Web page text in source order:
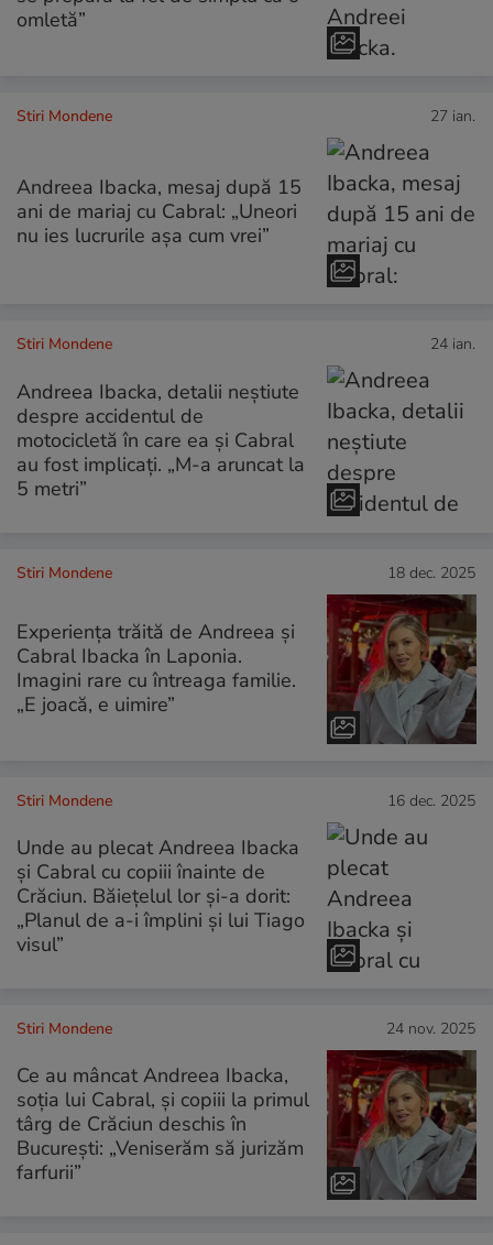
omletă”
Stiri Mondene 27 ian.
Andreea Ibacka, mesaj după 15
ani de mariaj cu Cabral: „Uneori
nu ies lucrurile așa cum vrei”
Stiri Mondene 24 ian.
Andreea Ibacka, detalii neștiute
despre accidentul de
motocicletă în care ea și Cabral
au fost implicați. „M-a aruncat la
5 metri”
Stiri Mondene 18 dec. 2025
Experiența trăită de Andreea și
Cabral Ibacka în Laponia.
Imagini rare cu întreaga familie.
„E joacă, e uimire”
Stiri Mondene 16 dec. 2025
Unde au plecat Andreea Ibacka
și Cabral cu copiii înainte de
Crăciun. Băiețelul lor și-a dorit:
„Planul de a-i împlini și lui Tiago
visul”
Stiri Mondene 24 nov. 2025
Ce au mâncat Andreea Ibacka,
soția lui Cabral, și copiii la primul
târg de Crăciun deschis în
București: „Veniserăm să jurizăm
farfurii”